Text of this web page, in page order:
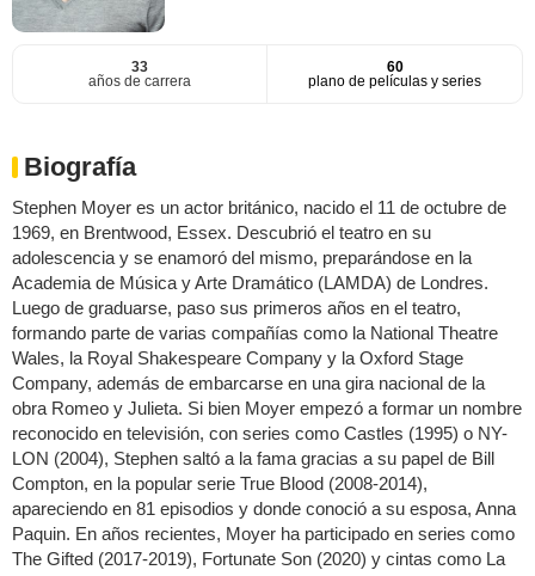
33
años de carrera
60
plano de películas y series
Biografía
Stephen Moyer es un actor británico, nacido el 11 de octubre de
1969, en Brentwood, Essex. Descubrió el teatro en su
adolescencia y se enamoró del mismo, preparándose en la
Academia de Música y Arte Dramático (LAMDA) de Londres.
Luego de graduarse, paso sus primeros años en el teatro,
formando parte de varias compañías como la National Theatre
Wales, la Royal Shakespeare Company y la Oxford Stage
Company, además de embarcarse en una gira nacional de la
obra Romeo y Julieta. Si bien Moyer empezó a formar un nombre
reconocido en televisión, con series como Castles (1995) o NY-
LON (2004), Stephen saltó a la fama gracias a su papel de Bill
Compton, en la popular serie True Blood (2008-2014),
apareciendo en 81 episodios y donde conoció a su esposa, Anna
Paquin. En años recientes, Moyer ha participado en series como
The Gifted (2017-2019), Fortunate Son (2020) y cintas como La